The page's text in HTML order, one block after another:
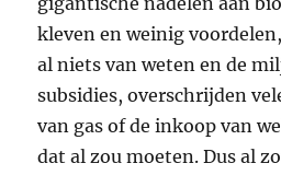
kleven en weinig
al niets van weten en de
subsidies, overschrijden
van gas of de inkoop van
dat al zou moeten. Dus al